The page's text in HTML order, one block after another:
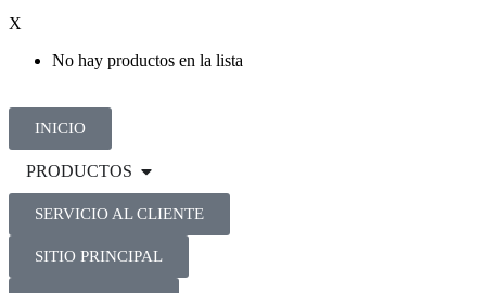
X
No hay productos en la lista
INICIO
PRODUCTOS
SERVICIO AL CLIENTE
SITIO PRINCIPAL